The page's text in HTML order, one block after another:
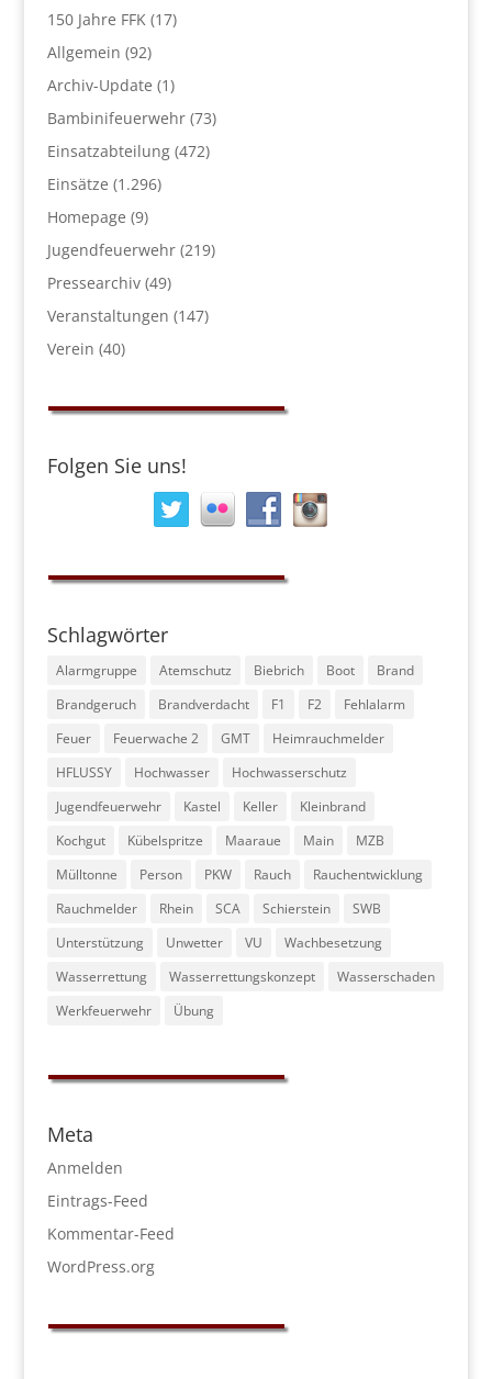
150 Jahre FFK(17)
Allgemein (92)
Archiv-Update (1)
Bambinifeuerwehr(73)
Einsatzabteilung(472)
Einsätze (1.296)
Homepage (9)
Jugendfeuerwehr(219)
Pressearchiv(49)
Veranstaltungen (147)
Verein (40)
Folgen Sie uns!
Schlagwörter
Alarmgruppe Atemschutz Biebrich Boot
Brand
Brandgeruch
Brandverdacht F1 F2
Fehlalarm
Feuer
Feuerwache 2 GMT
Heimrauchmelder
HFLUSSY
Hochwasser
Hochwasserschutz
Jugendfeuerwehr
Kastel Keller
Kleinbrand
Kochgut
Kübelspritze Maaraue Main
MZB
Mülltonne
Person PKW Rauch
Rauchentwicklung
Rauchmelder
Rhein SCA Schierstein
SWB
Unterstützung
Unwetter VU
Wachbesetzung
Wasserrettung
Wasserrettungskonzept
Wasserschaden
Werkfeuerwehr
Übung
Meta
Anmelden
Eintrags-Feed
Kommentar-Feed
WordPress.org